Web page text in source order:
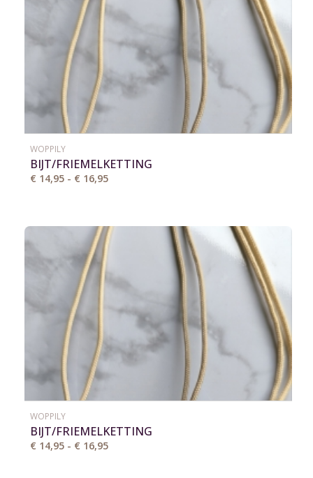
WOPPILY
BIJT/FRIEMELKETTING
€ 14,95 - € 16,95
WOPPILY
BIJT/FRIEMELKETTING
€ 14,95 - € 16,95